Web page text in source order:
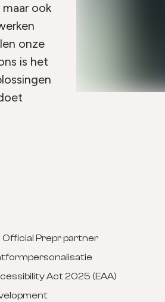
ook
onze
is het
Official Prepr partner
Act 2025 (EAA)